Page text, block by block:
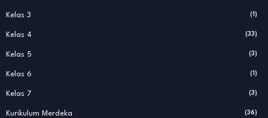
Kelas 3 (1)
Kelas 4 (33)
Kelas 5 (3)
Kelas 6 (1)
Kelas 7 (3)
Kurikulum Merdeka (36)